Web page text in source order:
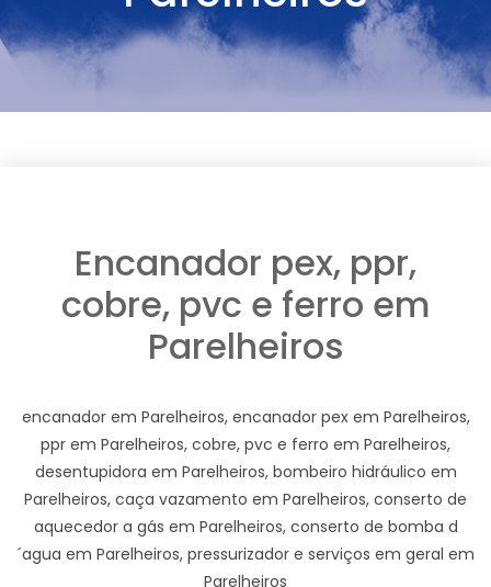
Encanador pex, ppr,
cobre, pvc e ferro em
Parelheiros
encanador em Parelheiros, encanador pex em Parelheiros,
ppr em Parelheiros, cobre, pvc e ferro em Parelheiros,
desentupidora em Parelheiros, bombeiro hidráulico em
Parelheiros, caça vazamento em Parelheiros, conserto de
aquecedor a gás em Parelheiros, conserto de bomba d
´agua em Parelheiros, pressurizador e serviços em geral em
Parelheiros